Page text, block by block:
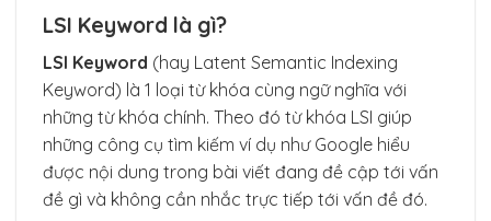
LSI Keyword là gì?
LSI Keyword (hay Latent Semantic Indexing
Keyword) là 1 loại từ khóa cùng ngữ nghĩa với
những từ khóa chính. Theo đó từ khóa LSI giúp
những công cụ tìm kiếm ví dụ như Google hiểu
được nội dung trong bài viết đang đề cập tới vấn
đề gì và không cần nhắc trực tiếp tới vấn đề đó.